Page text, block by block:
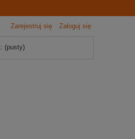
Zarejestruj się Zaloguj się
(pusty)